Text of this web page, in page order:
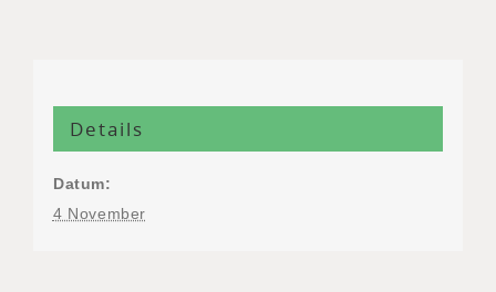
Details
Datum:
4 November